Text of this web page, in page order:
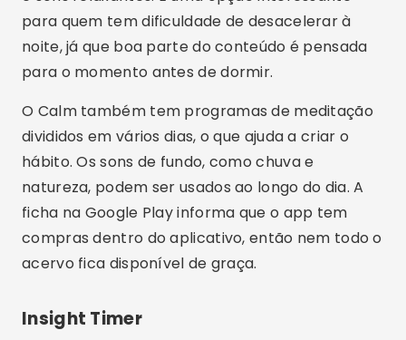
compras dentro do aplicativo, então nem todo o
acervo fica disponível de graça.
ОInsight Timer – Meditaçãoé uma boa porta de
entrada para quem quer testar sem pagar nada
de imediato. O aplicativo tem um acervo grande
de meditações guiadas publicadas por
professores de vários países, além de um
cronômetro simples para quem prefere meditar
Além das meditações, há cursos sobre temas